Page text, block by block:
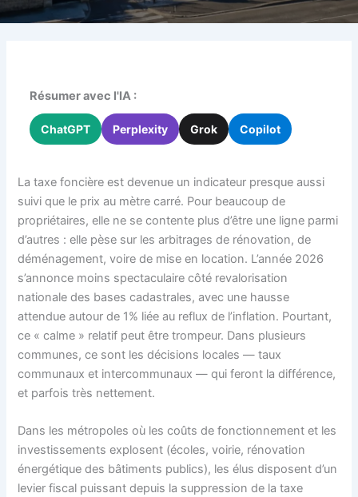
Résumer avec l'IA :
ChatGPT Perplexity Grok Copilot
La taxe foncière est devenue un indicateur presque aussi
suivi que le prix au mètre carré. Pour beaucoup de
propriétaires, elle ne se contente plus d’être une ligne parmi
d’autres : elle pèse sur les arbitrages de rénovation, de
déménagement, voire de mise en location. L’année 2026
s’annonce moins spectaculaire côté revalorisation
nationale des bases cadastrales, avec une hausse
attendue autour de 1% liée au reflux de l’inflation. Pourtant,
ce « calme » relatif peut être trompeur. Dans plusieurs
communes, ce sont les décisions locales — taux
communaux et intercommunaux — qui feront la différence,
et parfois très nettement.
Dans les métropoles où les coûts de fonctionnement et les
investissements explosent (écoles, voirie, rénovation
énergétique des bâtiments publics), les élus disposent d’un
levier fiscal puissant depuis la suppression de la taxe